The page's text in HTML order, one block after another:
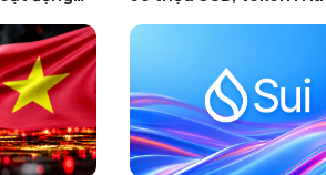
chấp thị
85% chỉ trong vài giờ